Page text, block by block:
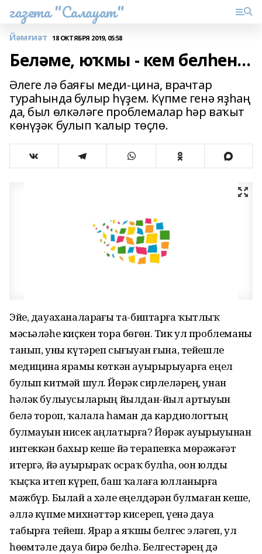
газета "Салауат"
Йәмғиәт 18 ОКТЯБРЯ 2019, 05:58
Беләме, юҡмы - кем белһен...
Әлеге лә баяғы меди-цина, врачтар
тураһында булыр һүҙем. Күпме генә яҙһаң
да, был өлкәләге проблемалар һәр ваҡыт
көнүҙәк булып ҡалыр төҫлө.
Эйе, дауаханаларҙағы та-биптарға ҡытлыҡ
мәсьәләһе киҫкен тора бөгөн. Тик ул проблеманы
танып, уны күтәреп сығыуҙан ғына, тейешле
медицина ярҙамы көткән ауырырыуҙарға еңел
булып китмәй шул. Йөрәк сирлеләрҙең, унан
һәләк булыусыларҙың йылдан-йыл артыуын
белә тороп, ҡалала һаман да кардиологтың
булмауын нисек аңлатырға? Йөрәк ауырыуынан
интеккән бахыр кеше йә терапевҡа мөрәжәғәт
итергә, йә ауырыраҡ осраҡ булһа, оҙон юлды
ҡыҫҡа итеп күреп, баш ҡалаға юлланырға
мәжбүр. Былай ҙа хәле еңелдәрҙән булмаған кеше,
әллә күпме михнәттәр кисереп, үҙенә дауа
табырға тейеш. Ярар ҙа яҡшы белгес эләгеп, ул
һөҙөмтәле дауа бирә белһә. Белгестәрҙең дә